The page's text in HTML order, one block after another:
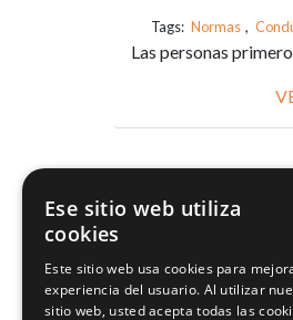
Tags: Normas ,
Las personas
Ese sitio web utiliza
cookies
Este sitio web usa cookies para
experiencia del usuario. Al utilizar
sitio web, usted acepta todas las